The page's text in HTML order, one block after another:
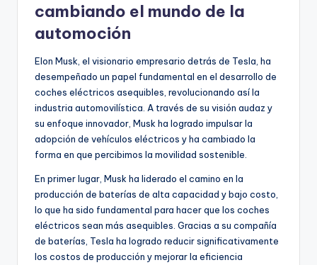
cambiando el mundo de la
automoción
Elon Musk, el visionario empresario detrás de Tesla, ha
desempeñado un papel fundamental en el desarrollo de
coches eléctricos asequibles, revolucionando así la
industria automovilística. A través de su visión audaz y
su enfoque innovador, Musk ha logrado impulsar la
adopción de vehículos eléctricos y ha cambiado la
forma en que percibimos la movilidad sostenible.
En primer lugar, Musk ha liderado el camino en la
producción de baterías de alta capacidad y bajo costo,
lo que ha sido fundamental para hacer que los coches
eléctricos sean más asequibles. Gracias a su compañía
de baterías, Tesla ha logrado reducir significativamente
los costos de producción y mejorar la eficiencia